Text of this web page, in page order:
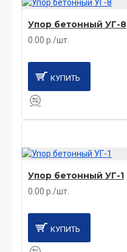
Упор бетонный УГ-8
0.00 р./шт.
КУПИТЬ
Упор бетонный УГ-1
0.00 р./шт.
КУПИТЬ